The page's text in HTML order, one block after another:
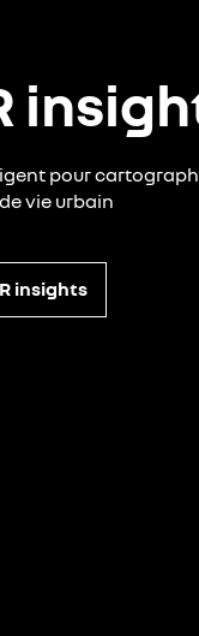
pour
vie urbain
insights